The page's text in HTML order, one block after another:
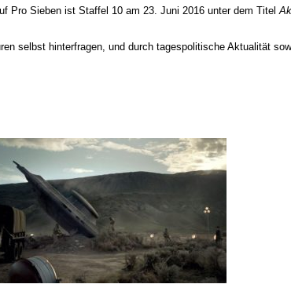
Pro Sieben ist Staffel 10 am 23. Juni 2016 unter dem Titel
selbst hinterfragen, und durch tagespolitische Aktualität